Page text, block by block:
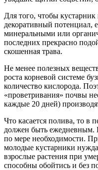
Для того, чтобы
декоративный потенциал,
минеральными или
последних прекрасно
скошенная трава.
Не менее полезных
роста корневой системе
количество кислорода.
«проветривания» почвы
каждые 20 дней)
Что касается полива, то в
должен быть ежедневным.
по мере необходимости.
молодые кустарники
взрослые растения при
способны обойтись и без